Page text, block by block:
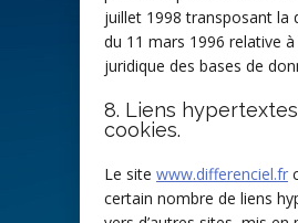
juillet 1998 transposant la
du 11 mars 1996 relative
juridique des bases de
8. Liens
cookies.
Le site www.differenciel.fr
certain nombre de liens